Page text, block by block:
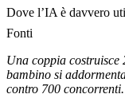
Dove l’IA è davvero
Fonti
Una coppia
bambino si
contro 700